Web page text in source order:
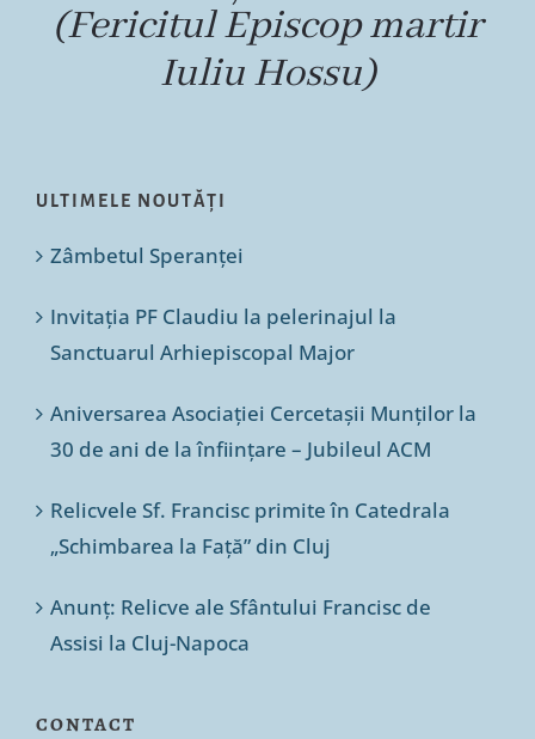
(Fericitul Episcop martir
Iuliu Hossu)
ULTIMELE NOUTĂȚI
Zâmbetul Speranței
Invitația PF Claudiu la pelerinajul la
Sanctuarul Arhiepiscopal Major
Aniversarea Asociației Cercetașii Munților la
30 de ani de la înființare – Jubileul ACM
Relicvele Sf. Francisc primite în Catedrala
„Schimbarea la Față” din Cluj
Anunț: Relicve ale Sfântului Francisc de
Assisi la Cluj-Napoca
CONTACT